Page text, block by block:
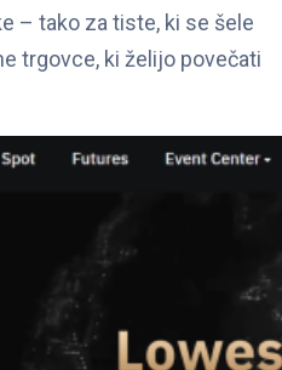
– tako za tiste, ki se šele
trgovce, ki želijo povečati